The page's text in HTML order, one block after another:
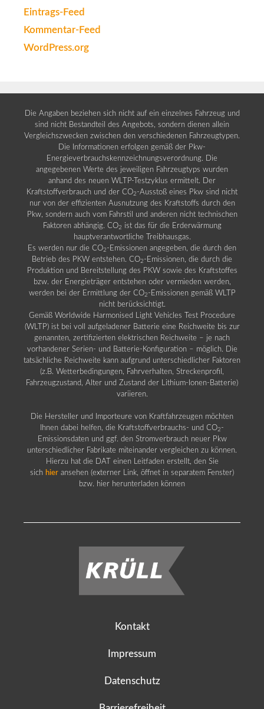
Eintrags-Feed
Kommentar-Feed
WordPress.org
Die Angaben beziehen sich nicht auf ein einzelnes Fahrzeug und
sind nicht Bestandteil des Angebots, sondern dienen allein
Vergleichszwecken zwischen den verschiedenen Fahrzeugtypen.
Die Informationen erfolgen gemäß der Pkw-
Energieverbrauchskennzeichnungsverordnung. Die
angegebenen Werte des jeweiligen Fahrzeugtyps wurden
anhand des neuen WLTP-Testzyklus ermittelt. Der
Kraftstoffverbrauch und der CO2 -Ausstoß eines Pkw sind nicht
nur von der effizienten Ausnutzung des Kraftstoffs durch den
Pkw, sondern auch vom Fahrstil und anderen nicht technischen
Faktoren abhängig. CO2 ist das für die Erderwärmung
hauptverantwortliche Treibhausgas.
Es werden nur die CO2 -Emissionen angegeben, die durch den
Betrieb des PKW entstehen. CO2 -Emissionen, die durch die
Produktion und Bereitstellung des PKW sowie des Kraftstoffes
bzw. der Energieträger entstehen oder vermieden werden,
werden bei der Ermittlung der CO2 -Emissionen gemäß WLTP
nicht berücksichtigt.
Gemäß Worldwide Harmonised Light Vehicles Test Procedure
(WLTP) ist bei voll aufgeladener Batterie eine Reichweite bis zur
genannten, zertifizierten elektrischen Reichweite – je nach
vorhandener Serien- und Batterie-Konfiguration – möglich. Die
tatsächliche Reichweite kann aufgrund unterschiedlicher Faktoren
(z.B. Wetterbedingungen, Fahrverhalten, Streckenprofil,
Fahrzeugzustand, Alter und Zustand der Lithium-Ionen-Batterie)
variieren.
Die Hersteller und Importeure von Kraftfahrzeugen möchten
Ihnen dabei helfen, die Kraftstoffverbrauchs- und CO2 -
Emissionsdaten und ggf. den Stromverbrauch neuer Pkw
unterschiedlicher Fabrikate miteinander vergleichen zu können.
Hierzu hat die DAT einen Leitfaden erstellt, den Sie
sich hier ansehen (externer Link, öffnet in separatem Fenster)
bzw. hier herunterladen können
Kontakt
Impressum
Datenschutz